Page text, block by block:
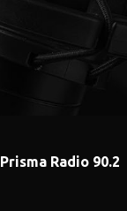
Prisma Radio 90.2